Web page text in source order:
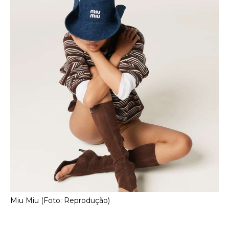
Miu Miu (Foto: Reprodução)